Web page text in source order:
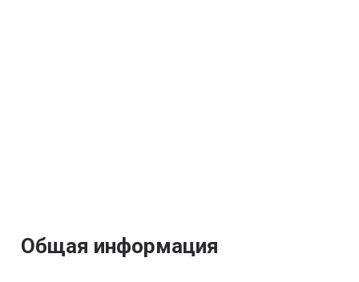
Общая информация